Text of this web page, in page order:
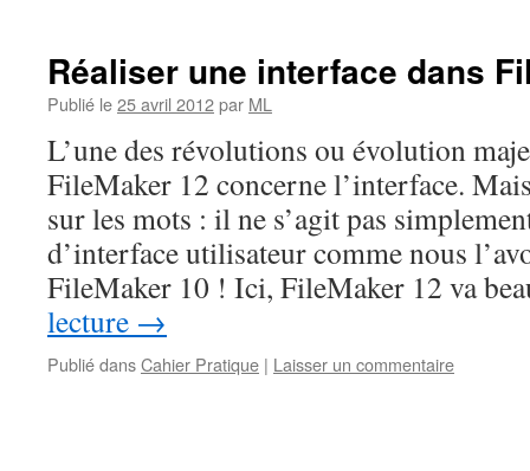
Réaliser une interface dans
Publié le25 avril 2012par ML
L’une des révolutions ou évolution
FileMaker 12 concerne l’interface.
sur les mots : il ne s’agit pas
d’interface utilisateur comme nous
FileMaker 10 ! Ici, FileMaker 12 va
lecture →
Publié dansCahier Pratique | Laisser un commentaire